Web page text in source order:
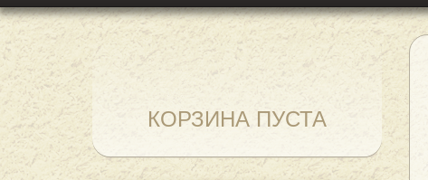
АКСЕССУАРЫ
КОРЗИНА ПУСТА